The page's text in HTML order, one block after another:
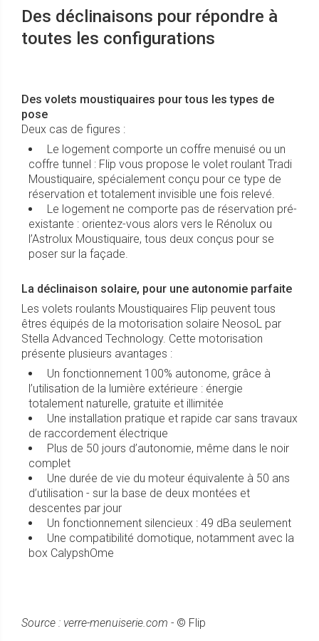
Des déclinaisons pour répondre à
toutes les configurations
Des volets moustiquaires pour tous les types de
pose
Deux cas de figures :
Le logement comporte un coffre menuisé ou un
coffre tunnel : Flip vous propose le volet roulant Tradi
Moustiquaire, spécialement conçu pour ce type de
réservation et totalement invisible une fois relevé.
Le logement ne comporte pas de réservation pré-
existante : orientez-vous alors vers le Rénolux ou
l’Astrolux Moustiquaire, tous deux conçus pour se
poser sur la façade.
La déclinaison solaire, pour une autonomie parfaite
Les volets roulants Moustiquaires Flip peuvent tous
êtres équipés de la motorisation solaire NeosoL par
Stella Advanced Technology. Cette motorisation
présente plusieurs avantages :
Un fonctionnement 100% autonome, grâce à
l’utilisation de la lumière extérieure : énergie
totalement naturelle, gratuite et illimitée
Une installation pratique et rapide car sans travaux
de raccordement électrique
Plus de 50 jours d’autonomie, même dans le noir
complet
Une durée de vie du moteur équivalente à 50 ans
d’utilisation - sur la base de deux montées et
descentes par jour
Un fonctionnement silencieux : 49 dBa seulement
Une compatibilité domotique, notamment avec la
box CalypshOme
Source : verre-menuiserie.com - © Flip